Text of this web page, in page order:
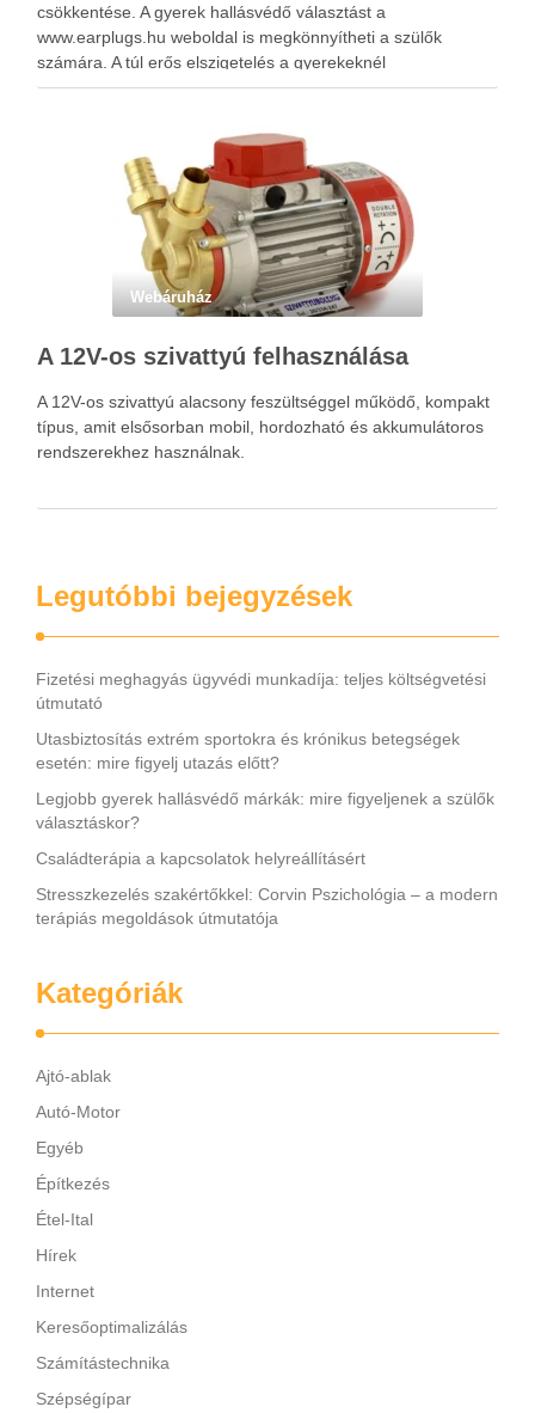
csökkentése. A gyerek hallásvédő választást a
www.earplugs.hu weboldal is megkönnyítheti a szülők
számára. A túl erős elszigetelés a gyerekeknél
kényelmetlenséget, félelmet vagy dezorientáltságot is
Webáruház
A 12V-os szivattyú felhasználása
A 12V-os szivattyú alacsony feszültséggel működő, kompakt
típus, amit elsősorban mobil, hordozható és akkumulátoros
rendszerekhez használnak.
Legutóbbi bejegyzések
Fizetési meghagyás ügyvédi munkadíja: teljes költségvetési
útmutató
Utasbiztosítás extrém sportokra és krónikus betegségek
esetén: mire figyelj utazás előtt?
Legjobb gyerek hallásvédő márkák: mire figyeljenek a szülők
választáskor?
Családterápia a kapcsolatok helyreállításért
Stresszkezelés szakértőkkel: Corvin Pszichológia – a modern
terápiás megoldások útmutatója
Kategóriák
Ajtó-ablak
Autó-Motor
Egyéb
Építkezés
Étel-Ital
Hírek
Internet
Keresőoptimalizálás
Számítástechnika
Szépségípar